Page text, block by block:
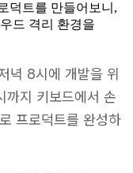
덕트를 만들어보니,
드 격리 환경을
녁 8시에 개발을 위
까지 키보드에서 손
프로덕트를 완성하